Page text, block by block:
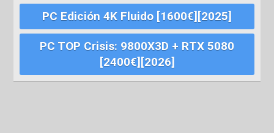
PC Edición 4K Fluido [1600€][2025]
PC TOP Crisis: 9800X3D + RTX 5080
[2400€][2026]